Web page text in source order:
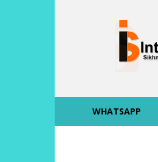
INTERNET
SIKHO
WHATSAPP